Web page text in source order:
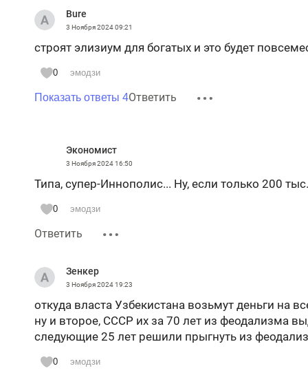
Bure
3 Ноября 202409:21
строят элизиум для богатых и это будет
0 эмодзи
Показать ответы 4Ответить
Экономист
3 Ноября 202416:50
Типа, супер-Иннополис... Ну, если только 200
0 эмодзи
Ответить
Зенкер
3 Ноября 202419:23
откуда власта Узбекистана возьмут деньги на
ну и второе, СССР их за 70 лет из феодализма
следующие 25 лет решили прыгнуть из
0 эмодзи